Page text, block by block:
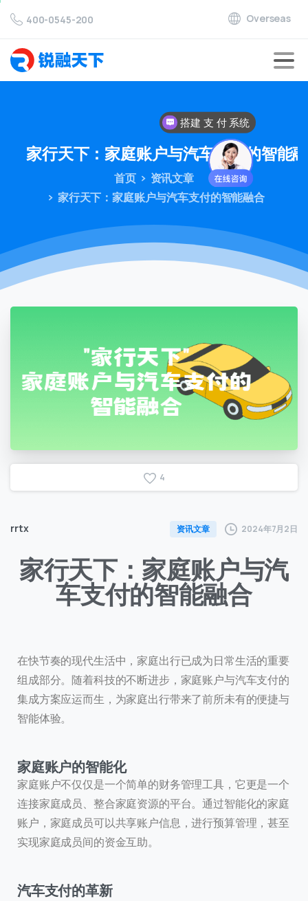
400-0545-200 Overseas
家行天下：家庭账户与汽车支付的智能
首页
资讯文章
家行天下：家庭账户与汽车支付的智能融合
4
rrtx 资讯文章 2024年7月2日
家行天下：家庭账户与汽
车支付的智能融合
在快节奏的现代生活中，家庭出行已成为日常生活的重要
组成部分。随着科技的不断进步，家庭账户与汽车支付的
集成方案应运而生，为家庭出行带来了前所未有的便捷与
智能体验。
家庭账户的智能化
家庭账户不仅仅是一个简单的财务管理工具，它更是一个
连接家庭成员、整合家庭资源的平台。通过智能化的家庭
账户，家庭成员可以共享账户信息，进行预算管理，甚至
实现家庭成员间的资金互助。
汽车支付的革新
搭建 支 付 系统